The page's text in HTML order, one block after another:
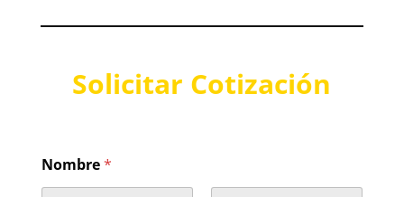
Solicitar Cotización
*
T
Nombre*